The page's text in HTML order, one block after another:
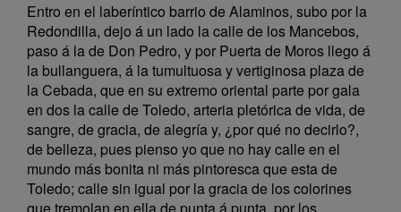
Entro en el laberíntico barrio de Alaminos, subo por la
Redondilla, dejo á un lado la calle de los Mancebos,
paso á la de Don Pedro, y por Puerta de Moros llego á
la bullanguera, á la tumultuosa y vertiginosa plaza de
la Cebada, que en su extremo oriental parte por gala
en dos la calle de Toledo, arteria pletórica de vida, de
sangre, de gracia, de alegría y, ¿por qué no decirlo?,
de belleza, pues pienso yo que no hay calle en el
mundo más bonita ni más pintoresca que esta de
Toledo; calle sin igual por la gracia de los colorines